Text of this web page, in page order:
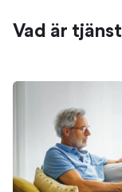
Vad är